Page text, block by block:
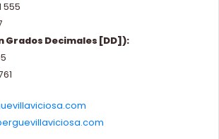
555
Grados Decimales [DD]):